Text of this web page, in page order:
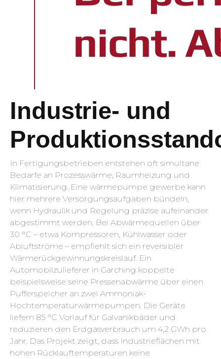
Industrie- und
In Fertigungsbetrieben entstehen oft simultane
Bedarfe an Prozesswärme, Raumheizung und
Klimatisierung. Eine wärmepumpe gewerbe kann
hier mehrere Versorgungsaufgaben bündeln,
wenn Hydraulik und Regelung präzise aufeinander
abgestimmt werden. Bei Abwärmequellen über
30 °C – etwa Kompressoren, Kühlwasser oder
Abluftströme – empfiehlt sich ein reversibler
Wärmerückgewinnungskreislauf. Ein
Automobilzulieferer in Garching koppelte
beispielsweise seine Pressenabwärme über einen
Pufferspeicher an zwei Ammoniak-
Hochtemperaturwärmepumpen. Die Geräte
liefern 85 °C Vorlauf für Galvanikbäder und
reduzieren den Erdgasverbrauch um 4,2 GWh pro
Jahr. Das Projekt zeigt, dass Industrieflächen mit
hohen Rücklauftemperaturen keine